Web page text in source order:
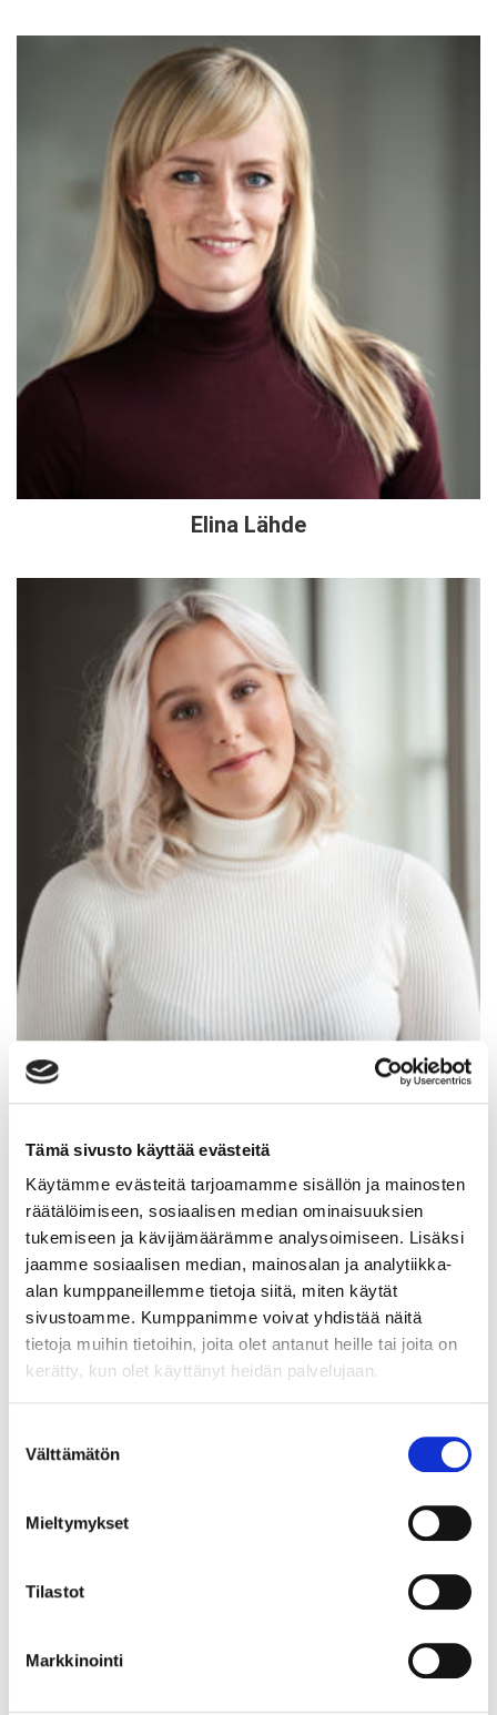
Tämä sivusto käyttää evästeitä
Käytämme evästeitä tarjoamamme sisällön ja mainosten
räätälöimiseen, sosiaalisen median ominaisuuksien
tukemiseen ja kävijämäärämme analysoimiseen. Lisäksi
jaamme sosiaalisen median, mainosalan ja analytiikka-
alan kumppaneillemme tietoja siitä, miten käytät
sivustoamme. Kumppanimme voivat yhdistää näitä
tietoja muihin tietoihin, joita olet antanut heille tai joita on
kerätty, kun olet käyttänyt heidän palvelujaan.
valinta
Välttämätön
Mieltymykset
Tilastot
Markkinointi
Elina Lähde